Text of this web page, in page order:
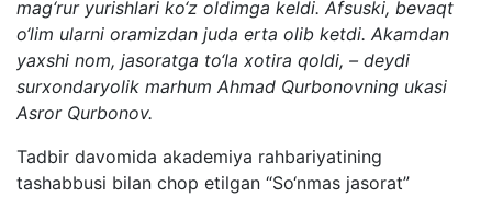
mag‘rur yurishlari ko‘z oldimga keldi. Afsuski, bevaqt
o‘lim ularni oramizdan juda erta olib ketdi. Akamdan
yaxshi nom, jasoratga to‘la xotira qoldi, – deydi
surxondaryolik marhum Ahmad Qurbonovning ukasi
Asror Qurbonov.
Tadbir davomida akademiya rahbariyatining
tashabbusi bilan chop etilgan “So‘nmas jasorat”